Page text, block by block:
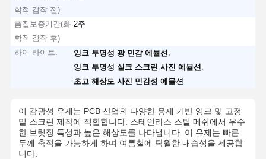
학적 감작 전)
품질보증기간(화
학적 감작 후)
2주
하이 라이트: 잉크 투명성 광 민감 에뮬션
잉크 투명성 실크 스크린 사진 에뮬션
초고 해상도 사진 민감성 에뮬션
이 감광성 유제는 PCB 산업의 다양한 용제 기반 잉크 및 고정
밀 스크린 제작에 적합합니다. 스테인리스 스틸 메쉬에서 우수
한 브릿징 특성과 높은 해상도를 나타냅니다. 이 유제는 빠른
두께 축적을 가능하게 하며 여름철에 탁월한 내습성을 제공합
니다.